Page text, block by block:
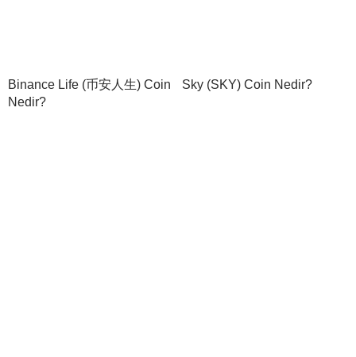
Binance Life (币安人生) Coin
Nedir?
Sky (SKY) Coin Nedir?